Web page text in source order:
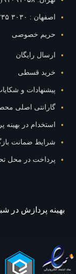
اصفهان : ۳۰۳۰ ۳۲۳۵ (۰۳۱)
حریم خصوصی
ارسال رایگان
خرید قسطی
پیشنهادات و
گارانتی اصلی
استخدام در بهینه
شرایط ضمانت
پرداخت در محل
بهينه پردازش در